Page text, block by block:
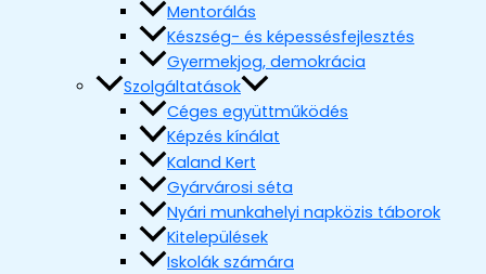
Mentorálás
Készség- és képessésfejlesztés
Gyermekjog, demokrácia
Szolgáltatások
Céges együttműködés
Képzés kínálat
Kaland Kert
Gyárvárosi séta
Nyári munkahelyi napközis táborok
Kitelepülések
Iskolák számára